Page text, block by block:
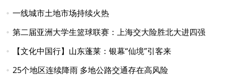
一线城市土地市场持续火热
第二届亚洲大学生篮球联赛：上海交大险胜北大进四强
【文化中国行】山东蓬莱：银幕“仙境”引客来
25个地区连续降雨 多地公路交通存在高风险